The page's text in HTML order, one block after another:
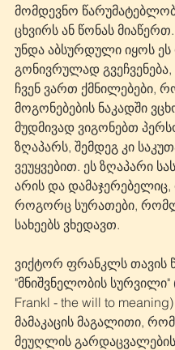
მომდევნო
ცხვირს ან წონას
უნდა აბსურდული იყოს ეს
გონივრულად
ჩვენ ვართ ქმნილებები,
მოგონებების ნაკადში
მუდმივად ვიგონებთ
ზღაპარს, შემდეგ კი
ვეუყვებით. ეს ზღაპარი
არის და დამაჯერებელიც,
როგორც სურათები,
სახეებს ვხედავთ.
ვიქტორ ფრანკლს თავის
"მნიშვნელობის სურვილი"
Frankl - the will to
მამაკაცის მაგალითი,
მეუღლის